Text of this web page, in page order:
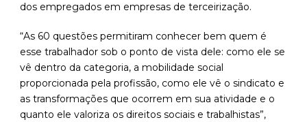
dos empregados em empresas de terceirização.
“As 60 questões permitiram conhecer bem quem é
esse trabalhador sob o ponto de vista dele: como ele se
vê dentro da categoria, a mobilidade social
proporcionada pela profissão, como ele vê o sindicato e
as transformações que ocorrem em sua atividade e o
quanto ele valoriza os direitos sociais e trabalhistas”,